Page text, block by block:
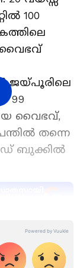
100
വൈഭവ്
ജയ്പൂരിലെ
99
വൈഭവ്,
തന്നെ
ബുക്കിൽ
അത്